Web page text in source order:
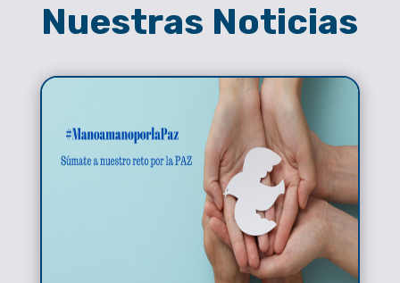
Nuestras Noticias